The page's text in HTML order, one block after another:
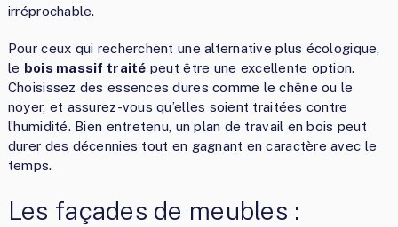
irréprochable.
Pour ceux qui recherchent une alternative plus écologique,
le bois massif traité peut être une excellente option.
Choisissez des essences dures comme le chêne ou le
noyer, et assurez-vous qu’elles soient traitées contre
l’humidité. Bien entretenu, un plan de travail en bois peut
durer des décennies tout en gagnant en caractère avec le
temps.
Les façades de meubles :